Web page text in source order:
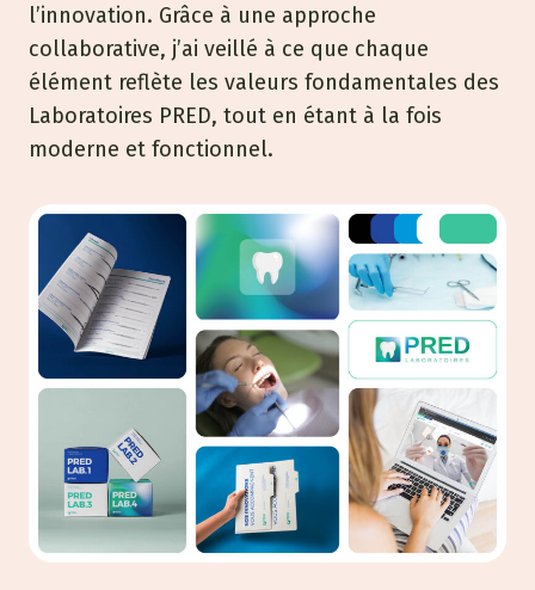
l’innovation. Grâce à une approche
collaborative, j’ai veillé à ce que chaque
élément reflète les valeurs fondamentales des
Laboratoires PRED, tout en étant à la fois
moderne et fonctionnel.